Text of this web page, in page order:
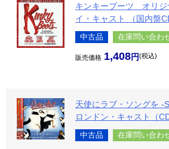
キンキーブーツ オリジ
イ・キャスト （国内盤
中古品 在庫問い合わ
販売価格 1,408 税込
天使にラブ・ソングを -
ロンドン・キャスト（
中古品 在庫問い合わ